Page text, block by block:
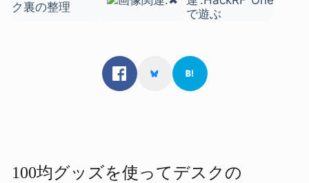
100均グッズを​使って​デスクの​